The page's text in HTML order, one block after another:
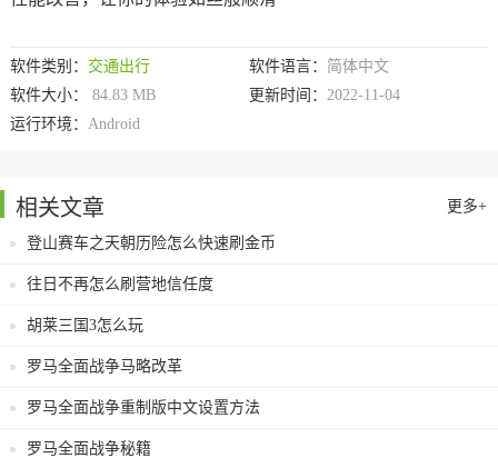
软件类别： 交通出行 软件语言： 简体中文
软件大小：
84.83 MB 更新时间： 2022-11-04
运行环境： Android
相关文章 更多+
登山赛车之天朝历险怎么快速刷金币
往日不再怎么刷营地信任度
胡莱三国3怎么玩
罗马全面战争马略改革
罗马全面战争重制版中文设置方法
罗马全面战争秘籍